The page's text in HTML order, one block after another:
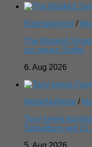
Entertainment /
The Masked
zur neuen Staffel
6. Aug 2026
Metal/NuMetal /
Tony Iommi
Soloalbum seit 21